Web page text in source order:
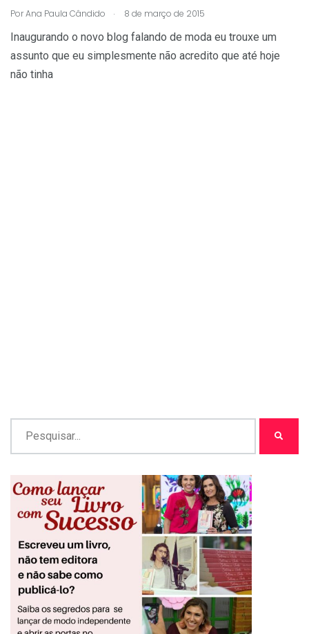
PorAna Paula Cândido . 8 de março de 2015
Inaugurando o novo blog falando de moda eu trouxe um
assunto que eu simplesmente não acredito que até hoje
não tinha